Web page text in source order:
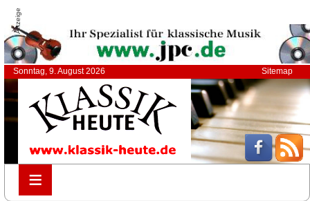
Anzeige
Sonntag, 9. August 2026 Sitemap
≡
≡